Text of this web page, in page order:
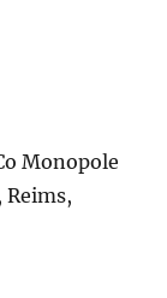
Monopole
Reims,